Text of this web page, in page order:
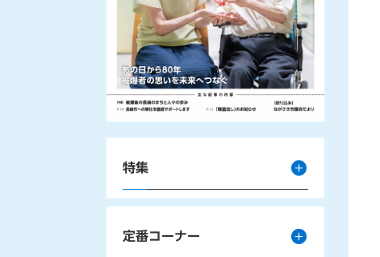
特集
定番コーナー